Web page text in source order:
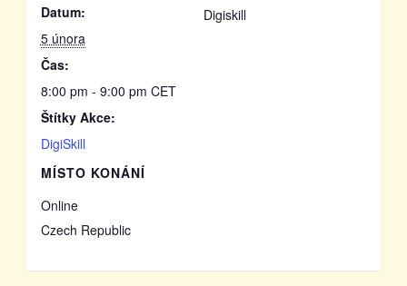
Datum:
5 února
Čas:
8:00 pm - 9:00 pm CET
Štítky Akce:
DigiSkill
MÍSTO KONÁNÍ
Online
Czech Republic
Digiskill